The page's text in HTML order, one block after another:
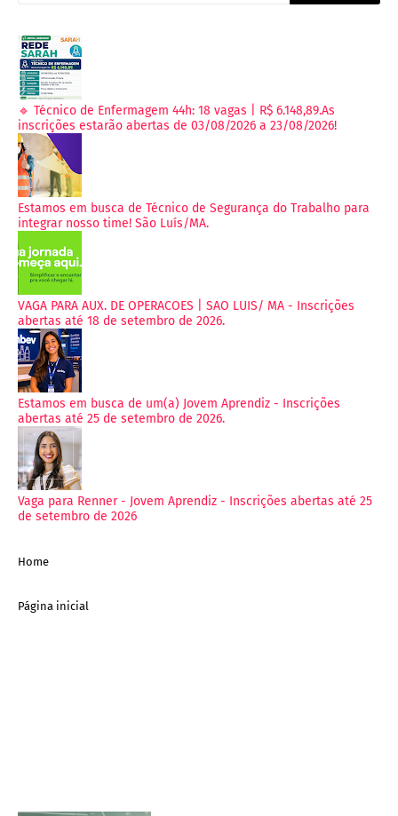
🔹 Técnico de Enfermagem 44h: 18 vagas | R$ 6.148,89.As
inscrições estarão abertas de 03/08/2026 a 23/08/2026!
Estamos em busca de Técnico de Segurança do Trabalho para
integrar nosso time! São Luís/MA.
VAGA PARA AUX. DE OPERACOES | SAO LUIS/ MA - Inscrições
abertas até 18 de setembro de 2026.
Estamos em busca de um(a) Jovem Aprendiz - Inscrições
abertas até 25 de setembro de 2026.
Vaga para Renner - Jovem Aprendiz - Inscrições abertas até 25
de setembro de 2026
Home
Página inicial